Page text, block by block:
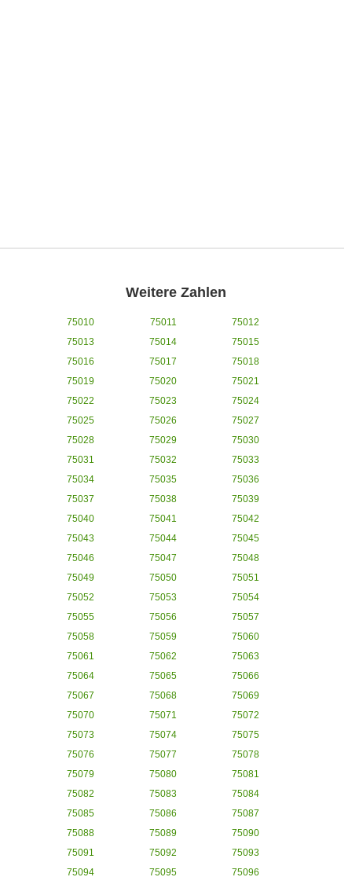
Weitere Zahlen
75010 75011
75012
75013
75014
75015
75016
75017
75018
75019
75020
75021
75022
75023
75024
75025
75026
75027
75028
75029
75030
75031
75032
75033
75034
75035
75036
75037
75038
75039
75040
75041
75042
75043
75044
75045
75046
75047
75048
75049
75050
75051
75052
75053
75054
75055
75056
75057
75058
75059
75060
75061
75062
75063
75064
75065
75066
75067
75068
75069
75070
75071
75072
75073
75074
75075
75076
75077
75078
75079
75080
75081
75082
75083
75084
75085
75086
75087
75088
75089
75090
75091
75092
75093
75094
75095 75096